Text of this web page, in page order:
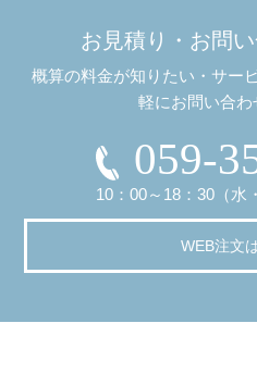
お見積り・お問
概算の料金が知りたい・サー
軽にお問い合わ
059-
10：00～18：30（水
WEB注文